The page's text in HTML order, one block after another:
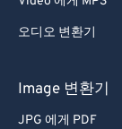
오디오 변환기
Image 변환기
JPG 에게 PDF